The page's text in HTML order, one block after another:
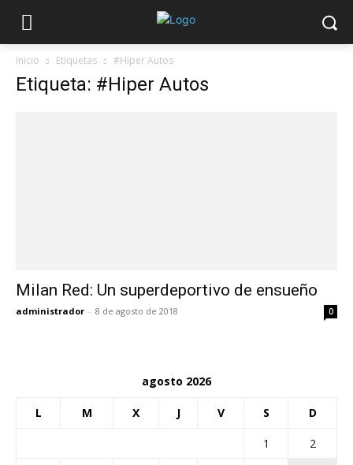
Inicio Etiquetas #Hiper Autos
Etiqueta: #Hiper Autos
Milan Red: Un superdeportivo de ensueño
administrador - 8 de agosto de 2018 0
agosto 2026
L M X J V S D
1
2